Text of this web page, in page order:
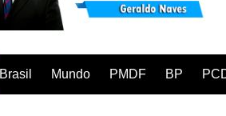
Brasil Mundo PMDF BP